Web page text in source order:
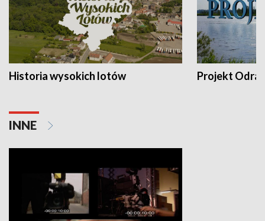
Historia wysokich lotów Projekt Odra
INNE